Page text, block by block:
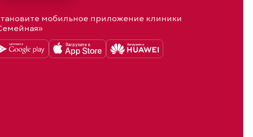
мобильное приложение клиники